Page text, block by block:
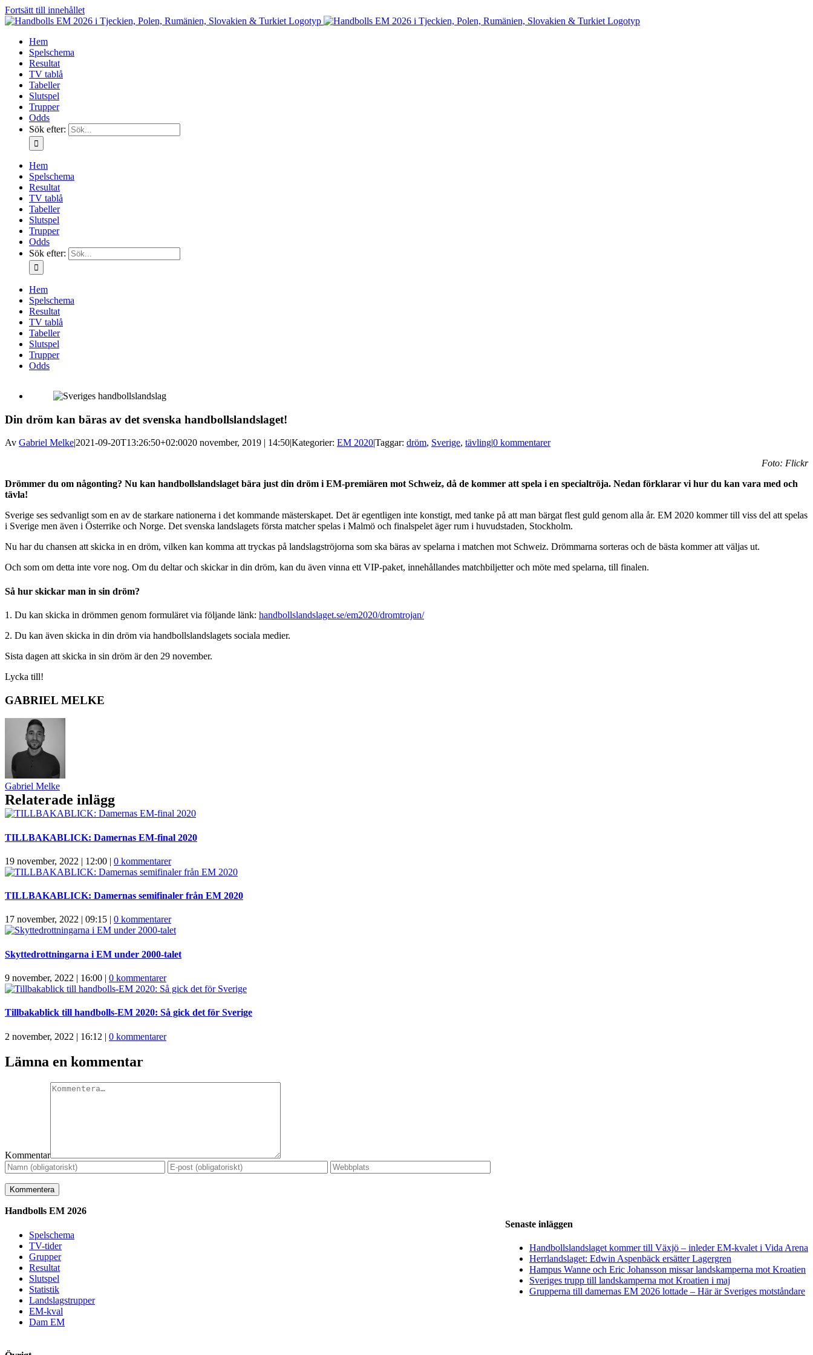
Fortsätt till innehållet
Hem
Spelschema
Resultat
TV tablå
Tabeller
Slutspel
Trupper
Odds
Sök efter:
Hem
Spelschema
Resultat
TV tablå
Tabeller
Slutspel
Trupper
Odds
Sök efter:
Hem
Spelschema
Resultat
TV tablå
Tabeller
Slutspel
Trupper
Odds
Din dröm kan bäras av det svenska handbollslandslaget!
Av Gabriel Melke|2021-09-20T13:26:50+02:0020 november, 2019 | 14:50|Kategorier: EM 2020|Taggar: dröm, Sverige, tävling|0 kommentarer
Foto: Flickr
Drömmer du om någonting? Nu kan handbollslandslaget bära just din dröm i EM-premiären mot Schweiz, då de kommer att spela i en specialtröja. Nedan förklarar vi hur du kan vara med och
tävla!
Sverige ses sedvanligt som en av de starkare nationerna i det kommande mästerskapet. Det är egentligen inte konstigt, med tanke på att man bärgat flest guld genom alla år. EM 2020 kommer till viss del att spelas
i Sverige men även i Österrike och Norge. Det svenska landslagets första matcher spelas i Malmö och finalspelet äger rum i huvudstaden, Stockholm.
Nu har du chansen att skicka in en dröm, vilken kan komma att tryckas på landslagströjorna som ska bäras av spelarna i matchen mot Schweiz. Drömmarna sorteras och de bästa kommer att väljas ut.
Och som om detta inte vore nog. Om du deltar och skickar in din dröm, kan du även vinna ett VIP-paket, innehållandes matchbiljetter och möte med spelarna, till finalen.
Så hur skickar man in sin dröm?
1. Du kan skicka in drömmen genom formuläret via följande länk: handbollslandslaget.se/em2020/dromtrojan/
2. Du kan även skicka in din dröm via handbollslandslagets sociala medier.
Sista dagen att skicka in sin dröm är den 29 november.
Lycka till!
GABRIEL MELKE
Gabriel Melke
Relaterade inlägg
TILLBAKABLICK: Damernas EM-final 2020
19 november, 2022 | 12:00 | 0 kommentarer
TILLBAKABLICK: Damernas semifinaler från EM 2020
17 november, 2022 | 09:15 0 kommentarer
Skyttedrottningarna i EM under 2000-talet
9 november, 2022 | 16:00 | 0 kommentarer
Tillbakablick till handbolls-EM 2020: Så gick det för Sverige
2 november, 2022 | 16:12 | 0 kommentarer
Lämna en kommentar
Kommentar
Senaste inläggen
Handbollslandslaget kommer till Växjö – inleder EM-kvalet i Vida Arena
Herrlandslaget: Edwin Aspenbäck ersätter Lagergren
Hampus Wanne och Eric Johansson missar landskamperna mot Kroatien
Sveriges trupp till landskamperna mot Kroatien i maj
Grupperna till damernas EM 2026 lottade – Här är Sveriges motståndare
Handbolls EM 2026
Spelschema
TV-tider
Grupper
Resultat
Slutspel
Statistik
Landslagstrupper
EM-kval
Dam EM